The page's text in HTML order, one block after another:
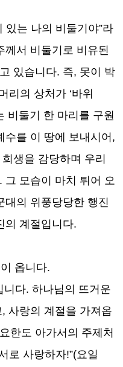
있는 나의 비둘기야”라
께서 비둘기로 비유된
있습니다. 즉, 못이 박
리의 상처가 ‘바위
비둘기 한 마리를 구원
수를 이 땅에 보내시어 ,
생을 감당하며 우리
. 그 모습이 마치 튀어 오
대의 위풍당당한 행진
의 계절입니다.
옵니다.
니다. 하나님의 뜨거운
, 사랑의 계절을 가져옵
한도 아가서의 주제처
로 사랑하자!”(요일